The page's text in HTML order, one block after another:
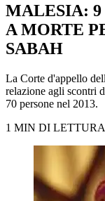
MALESIA:
A MORTE
SABAH
La Corte d'appello
relazione agli scontri
70 persone nel 2013.
1 MIN DI LETTURA